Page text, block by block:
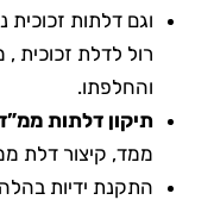
וגם דלתות זכוכית
רול לדלת זכוכית ,
והחלפתו.
תיקון דלתות
ממד, קיצור דלת
התקנת ידיות